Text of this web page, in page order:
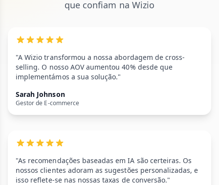
que confiam na Wizio
"A Wizio transformou a nossa abordagem de cross-
selling. O nosso AOV aumentou 40% desde que
implementámos a sua solução."
Sarah Johnson
Gestor de E-commerce
"As recomendações baseadas em IA são certeiras. Os
nossos clientes adoram as sugestões personalizadas, e
isso reflete-se nas nossas taxas de conversão."